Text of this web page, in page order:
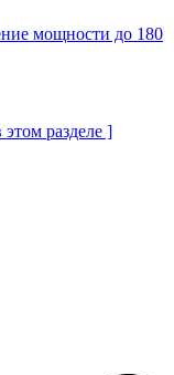
мощности до 180
разделе ]